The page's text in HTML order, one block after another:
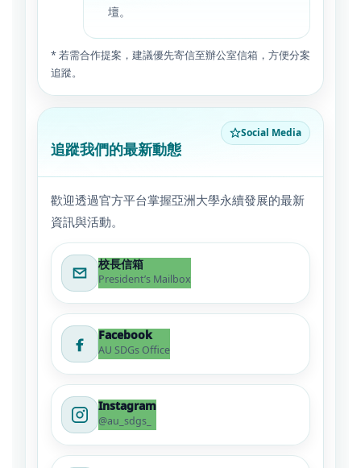
壇。
* 若需合作提案，建議優先寄信至辦公室信箱，方便分案
追蹤。
追蹤我們的最新動態
Social Media
歡迎透過官方平台掌握亞洲大學永續發展的最新
資訊與活動。
校長信箱
President’s Mailbox
Facebook
AU SDGs Office
Instagram
@au_sdgs_